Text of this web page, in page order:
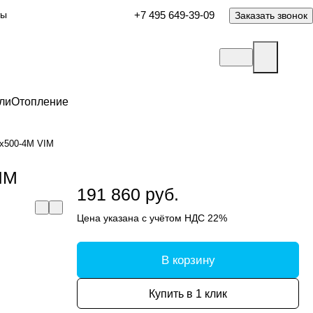
+7 495 649-39-09 Заказать звонок
Отопление
4M VIM
191 860 руб.
Цена указана с учётом НДС 22%
В корзину
Купить в 1 клик